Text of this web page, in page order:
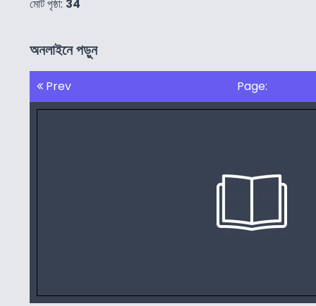
মোট পৃষ্ঠা: 34
অনলাইনে পড়ুন
Prev Page: